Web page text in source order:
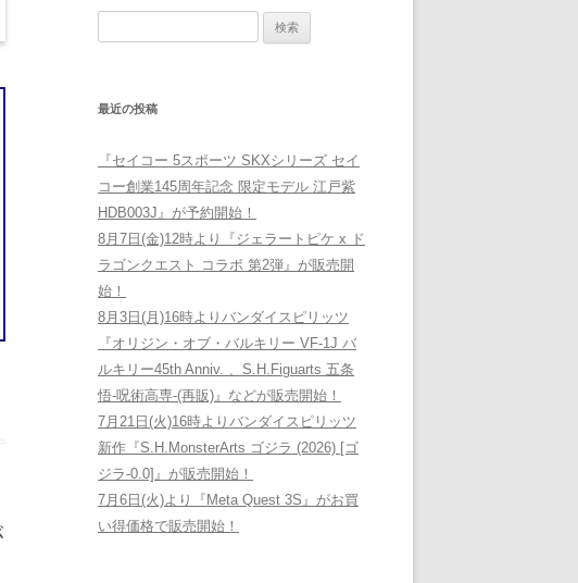
最近の投稿
『セイコー 5スポーツ SKXシリーズ セイ
コー創業145周年記念 限定モデル 江戸紫
HDB003J』が予約開始！
8月7日(金)12時より『ジェラートピケ x ド
ラゴンクエスト コラボ 第2弾』が販売開
始！
8月3日(月)16時よりバンダイスピリッツ
『オリジン・オブ・バルキリー VF-1J バ
ルキリー45th Anniv. 、S.H.Figuarts 五条
悟-呪術高専-(再販)』などが販売開始！
7月21日(火)16時よりバンダイスピリッツ
新作『S.H.MonsterArts ゴジラ (2026) [ゴ
ジラ-0.0]』が販売開始！
7月6日(火)より『Meta Quest 3S』がお買
い得価格で販売開始！